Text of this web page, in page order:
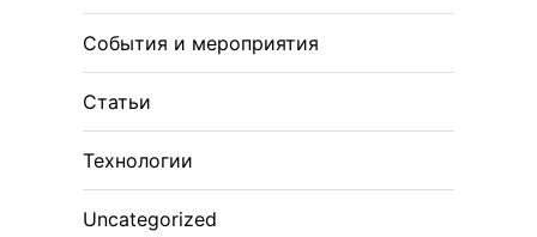
События и мероприятия
Статьи
Технологии
Uncategorized